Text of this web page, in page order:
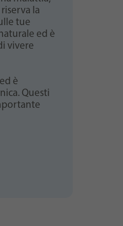
la
tue
ed è
vivere
è
Questi